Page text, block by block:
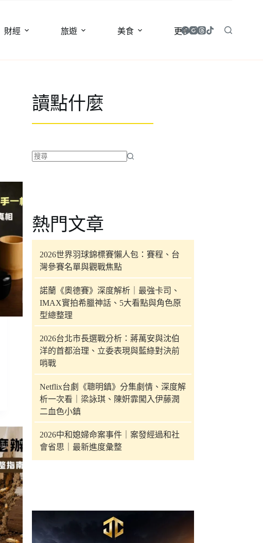
財經 旅遊 美食 更多
讀點什麼
合
條
件
果
熱門文章
2026世界羽球錦標賽懶人包：賽程、台
灣參賽名單與觀戰焦點
諾蘭《奧德賽》深度解析｜最強卡司、
IMAX實拍希臘神話、5大看點與角色原
型總整理
2026台北市長選戰分析：蔣萬安與沈伯
洋的首都治理、立委表現與藍綠對決前
哨戰
Netflix台劇《聰明鎮》分集劇情、深度解
析一次看｜梁詠琪、陳姸霏闖入伊藤潤
二血色小鎮
2026中和媳婦命案事件｜案發經過和社
會省思｜最新進度彙整